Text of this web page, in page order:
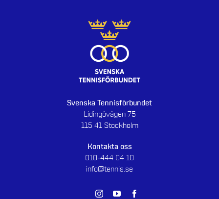
Svenska Tennisförbundet
Lidingövägen 75
115 41 Stockholm
Kontakta oss
010-444 04 10
info@tennis.se